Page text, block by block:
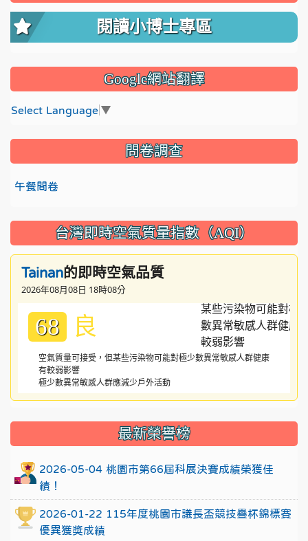
閱讀小博士專區
Google網站翻譯
Select Language ▼
問卷調查
午餐問卷
台灣即時空氣質量指數（AQI）
Tainan的即時空氣品質
2026年08月08日 18時08分
68 良
空氣質量可接受，但某些污染物可能對極少數異常敏感人群健康
有較弱影響
極少數異常敏感人群應減少戶外活動
::: 最新榮譽榜
2026-05-04 桃園市第66屆科展決賽成績榮獲佳
績！
2026-01-22 115年度桃園市議長盃競技疊杯錦標賽
優異獲獎成績